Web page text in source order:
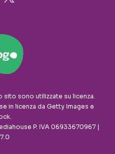
sono utilizzate su licenza.
in licenza da Getty Images e
P. IVA 06933670967 |